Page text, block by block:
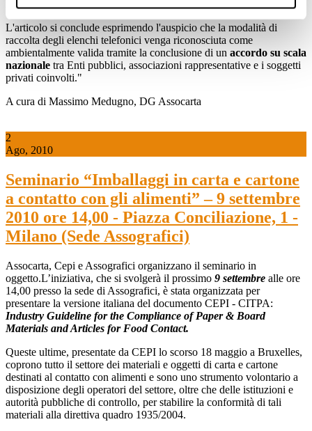
rifiuti prodotti e, in particolare, di quelli gestiti dalle municipalità.
L'articolo si conclude esprimendo l'auspicio che la modalità di
raccolta degli elenchi telefonici venga riconosciuta come
ambientalmente valida tramite la conclusione di un accordo su scala
nazionale tra Enti pubblici, associazioni rappresentative e i soggetti
privati coinvolti."
A cura di Massimo Medugno, DG Assocarta
2
Ago, 2010
Seminario “Imballaggi in carta e cartone
a contatto con gli alimenti” – 9 settembre
2010 ore 14,00 - Piazza Conciliazione, 1 -
Milano (Sede Assografici)
Assocarta, Cepi e Assografici organizzano il seminario in
oggetto.L’iniziativa, che si svolgerà il prossimo 9 settembre alle ore
14,00 presso la sede di Assografici, è stata organizzata per
presentare la versione italiana del documento CEPI - CITPA:
Industry Guideline for the Compliance of Paper & Board
Materials and Articles for Food Contact.
Queste ultime, presentate da CEPI lo scorso 18 maggio a Bruxelles,
coprono tutto il settore dei materiali e oggetti di carta e cartone
destinati al contatto con alimenti e sono uno strumento volontario a
disposizione degli operatori del settore, oltre che delle istituzioni e
autorità pubbliche di controllo, per stabilire la conformità di tali
materiali alla direttiva quadro 1935/2004.